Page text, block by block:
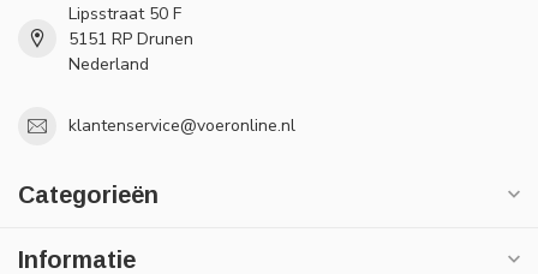
Lipsstraat 50 F
5151 RP Drunen
Nederland
klantenservice@voeronline.nl
Categorieën
Informatie